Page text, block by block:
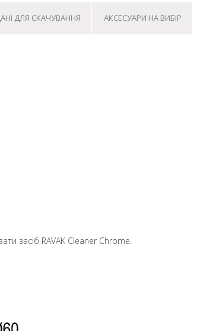
ДЛЯ СКАЧУВАННЯ АКСЕСУАРИ НА ВИБІР
засіб RAVAK Cleaner Chrome.